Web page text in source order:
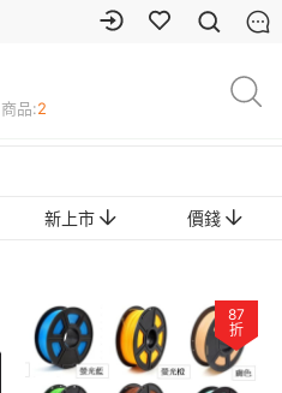
商品:2
新上市 價錢
87
折